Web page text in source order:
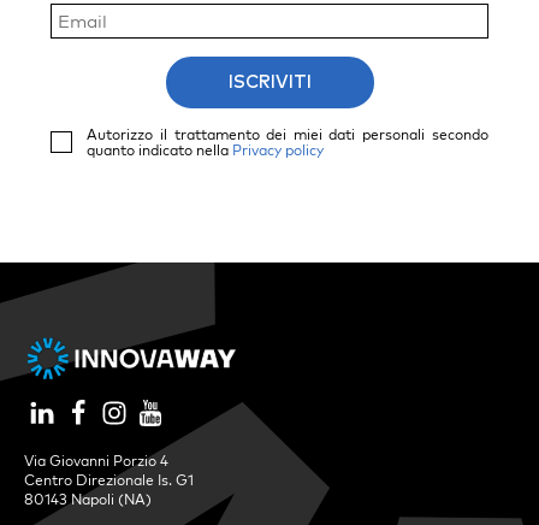
ISCRIVITI
Autorizzo il trattamento dei miei dati personali secondo
quanto indicato nella Privacy policy
Via Giovanni Porzio 4
Centro Direzionale Is. G1
80143 Napoli (NA)